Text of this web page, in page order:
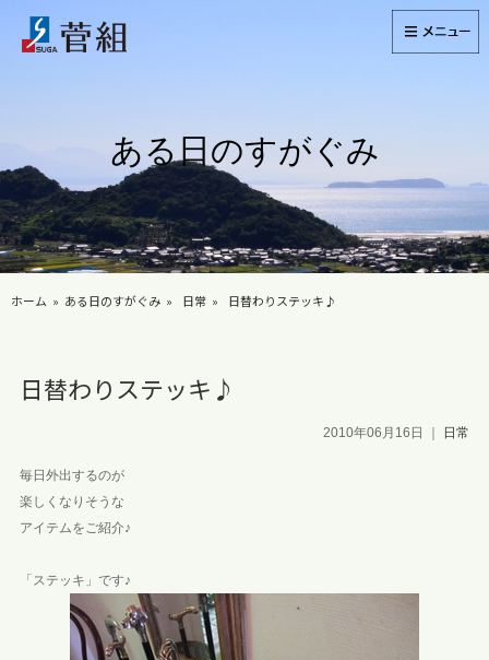
ある日のすがぐみ
ホーム ある日のすがぐみ 日常 日替わりステッキ♪
日替わりステッキ♪
2010年06月16日 日常
毎日外出するのが
楽しくなりそうな
アイテムをご紹介♪
「ステッキ」です♪